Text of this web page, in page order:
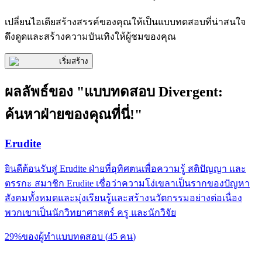
เปลี่ยนไอเดียสร้างสรรค์ของคุณให้เป็นแบบทดสอบที่น่าสนใจ
ดึงดูดและสร้างความบันเทิงให้ผู้ชมของคุณ
เริ่มสร้าง
ผลลัพธ์ของ "แบบทดสอบ Divergent:
ค้นหาฝ่ายของคุณที่นี่!"
Erudite
ยินดีต้อนรับสู่ Erudite ฝ่ายที่อุทิศตนเพื่อความรู้ สติปัญญา และ
ตรรกะ สมาชิก Erudite เชื่อว่าความโง่เขลาเป็นรากของปัญหา
สังคมทั้งหมดและมุ่งเรียนรู้และสร้างนวัตกรรมอย่างต่อเนื่อง
พวกเขาเป็นนักวิทยาศาสตร์ ครู และนักวิจัย
29%ของผู้ทำแบบทดสอบ (45 คน)